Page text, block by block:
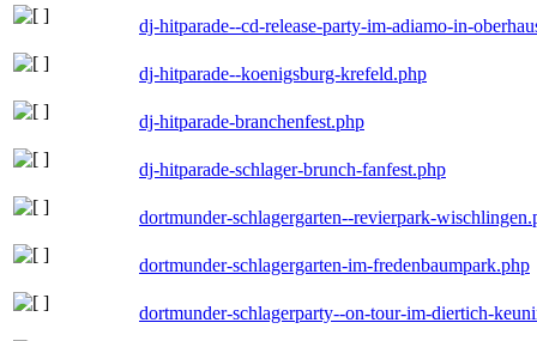
dj-hitparade--cd-release-party-im-adiamo-in-
dj-hitparade--koenigsburg-krefeld.php
dj-hitparade-branchenfest.php
dj-hitparade-schlager-brunch-fanfest.php
dortmunder-schlagergarten--revierpark-
dortmunder-schlagergarten-im-fredenbaumpark.php
dortmunder-schlagerparty--on-tour-im-diertich-